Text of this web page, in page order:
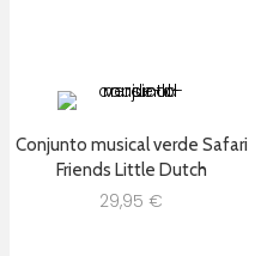
Conjunto musical verde Safari
Friends Little Dutch
29,95 €